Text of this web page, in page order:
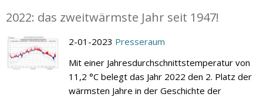
2022: das zweitwärmste Jahr seit 1947!
2-01-2023 Presseraum
Mit einer Jahresdurchschnittstemperatur von
11,2 °C belegt das Jahr 2022 den 2. Platz der
wärmsten Jahre in der Geschichte der